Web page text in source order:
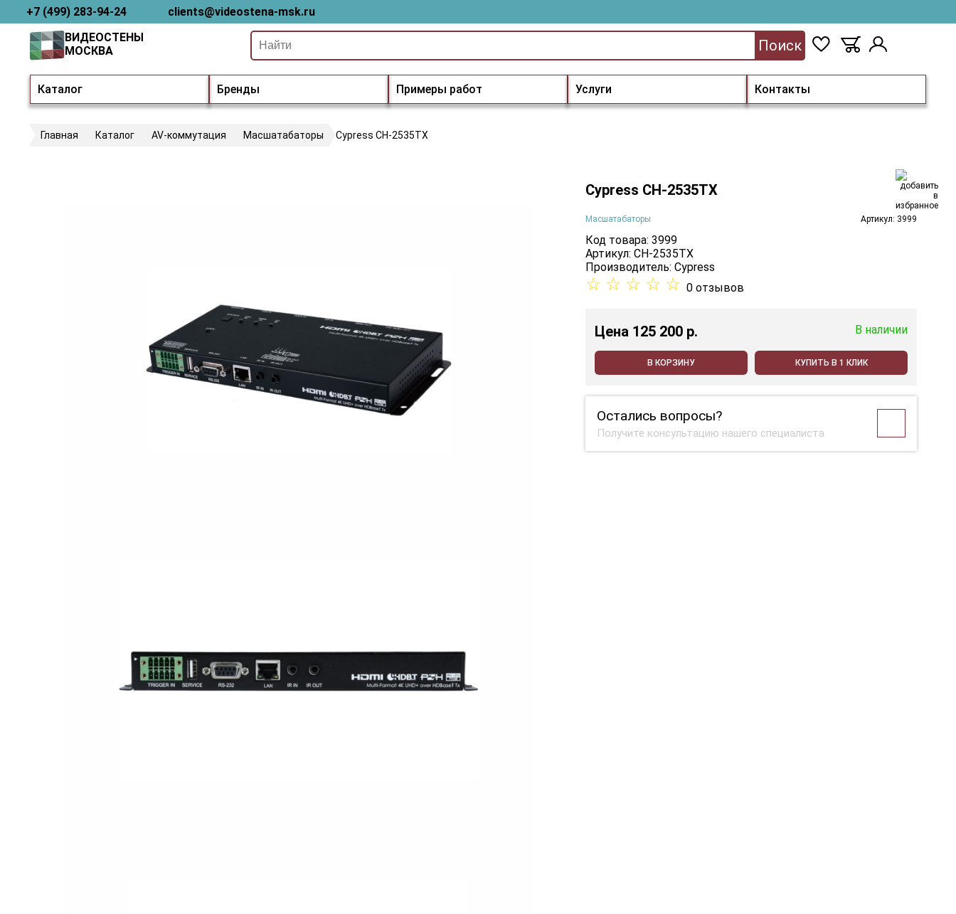
+7 (499) 283-94-24 clients@videostena-msk.ru
Каталог Бренды Примеры работ Услуги Контакты
ВИДЕОСТЕНЫ
МОСКВА
Поиск
Главная Каталог AV-коммутация Масшатабаторы Cypress CH-2535TX
Cypress CH-2535TX
Масшатабаторы Артикул: 3999
Код товара: 3999
Артикул: CH-2535TX
Производитель:Cypress
☆ ☆ ☆ ☆ ☆ 0 отзывов
Цена 125 200 p. В наличии
В КОРЗИНУ КУПИТЬ В 1 КЛИК
Остались вопросы?
Получите консультацию нашего специалиста